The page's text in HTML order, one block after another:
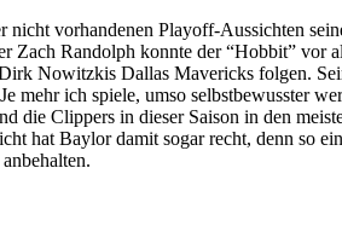
vorhandenen Playoff-Aussichten
Randolph konnte der “Hobbit” vor
Nowitzkis Dallas Mavericks folgen.
ich spiele, umso selbstbewusster
Clippers in dieser Saison in den
hat Baylor damit sogar recht, denn so